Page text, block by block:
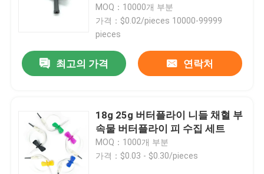
MOQ：10000개 부분
가격：$0.02/pieces 10000-99999
pieces
최고의 가격 연락처
18g 25g 버터플라이 니들 채혈 부
속물 버터플라이 피 수집 세트
MOQ：1000개 부분
가격：$0.03 - $0.30/pieces